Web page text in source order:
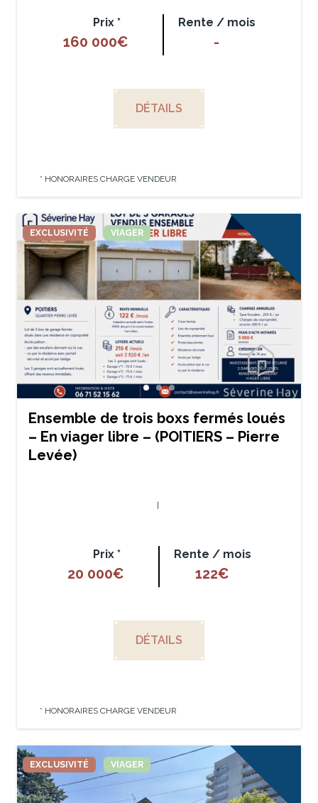
Prix *
160 000€
Rente / mois
-
DÉTAILS
* HONORAIRES CHARGE VENDEUR
EXCLUSIVITÉ VIAGER
Ensemble de trois boxs fermés loués
– En viager libre – (POITIERS – Pierre
Levée)
|
Prix *
20 000€
Rente / mois
122€
DÉTAILS
* HONORAIRES CHARGE VENDEUR
EXCLUSIVITÉ VIAGER